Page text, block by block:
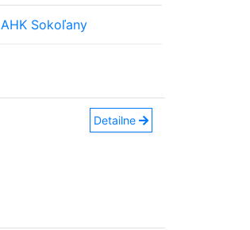
AHK Sokoľany
Detailne